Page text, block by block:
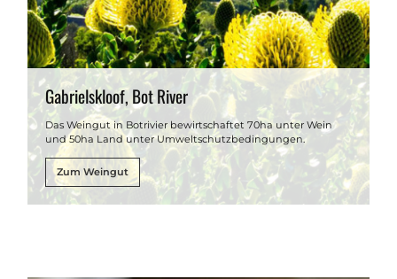
Gabrielskloof, Bot River
Das Weingut in Botrivier bewirtschaftet 70ha unter Wein
und 50ha Land unter Umweltschutzbedingungen.
Zum Weingut